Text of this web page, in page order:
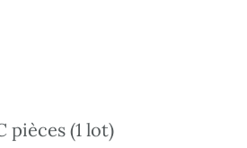
(1 lot)